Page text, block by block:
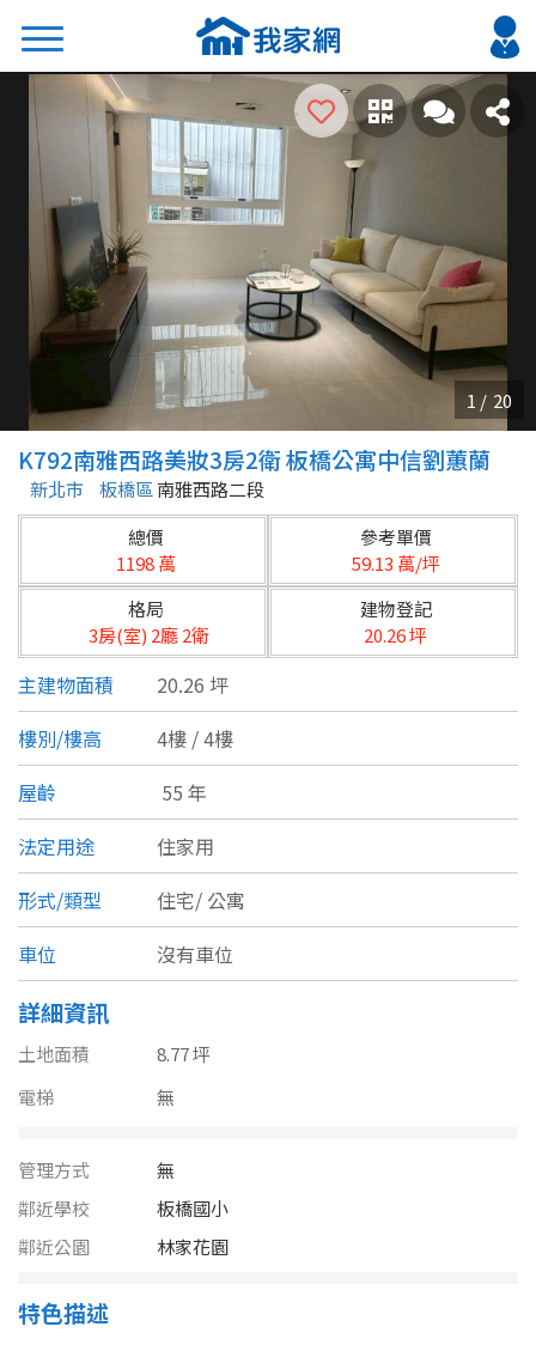
搜尋
2026 台北降價好屋限量釋出
2026 新北降價好屋限量釋出
2026 台中降價好屋限量釋出
2026 台南降價好屋限量釋出
2026 高雄降價好屋限量釋出
縣市
不限
台北市
基隆市
新北市
宜蘭縣
桃園市
新竹市
新竹縣
苗栗縣
台中市
嘉義市
嘉義縣
區域
類型(可複選)
公寓
別墅 透天厝
農舍 辦公
坪數
20~30 坪
K792南雅西路美妝3房2衛 板橋公寓中信劉蕙蘭
新北市 板橋區 南雅西路二段
總價
1198 萬
參考單價
59.13 萬/坪
格局
3房(室) 2廳 2衛
建物登記
20.26 坪
主建物面積
20.26 坪
樓別/樓高
4樓 / 4樓
屋齡
55 年
法定用途
住家用
形式/類型
住宅/ 公寓
車位
沒有車位
詳細資訊
土地面積
8.77 坪
電梯
無
管理方式
無
鄰近學校
板橋國小
鄰近公園
林家花園
特色描述